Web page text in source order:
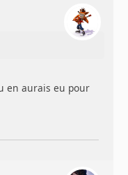
en aurais eu pour